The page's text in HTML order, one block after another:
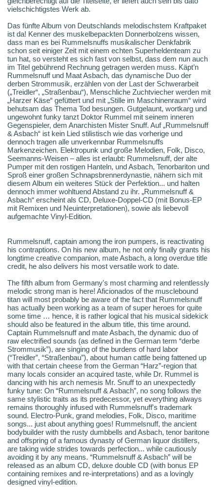
vielschichtigstes Werk ab.
Das fünfte Album von Deutschlands melodischstem Kraftpaket
ist da! Kenner des muskelbepackten Donnerbolzens wissen,
dass man es bei Rummelsnuffs musikalischer Denkfabrik
schon seit einiger Zeit mit einem echten Superheldenteam zu
tun hat, so versteht es sich fast von selbst, dass dem nun auch
im Titel gebührend Rechnung getragen werden muss. Käpt’n
Rummelsnuff und Maat Asbach, das dynamische Duo der
derben Strommusik, erzählen von der Last der Schwerarbeit
(„Treidler“, „Straßenbau“), Menschliche Zuchtviecher werden mit
„Harzer Käse“ gefüttert und mit „Stille im Maschinenraum“ wird
behutsam das Thema Tod besungen. Gutgelaunt, wortkarg und
ungewohnt funky tanzt Doktor Rummel mit seinem inneren
Gegenspieler, dem Anarchisten Mister Snuff. Auf „Rummelsnuff
& Asbach“ ist kein Lied stilistisch wie das vorherige und
dennoch tragen alle unverkennbar Rummelsnuffs
Markenzeichen. Elektropunk und große Melodien, Folk, Disco,
Seemanns-Weisen – alles ist erlaubt: Rummelsnuff, der alte
Pumper mit den rostigen Hanteln, und Asbach, Tenorbariton und
Sproß einer großen Schnapsbrennerdynastie, nähern sich mit
diesem Album ein weiteres Stück der Perfektion... und halten
dennoch immer wohltuend Abstand zu ihr. „Rummelsnuff &
Asbach“ erscheint als CD, Deluxe-Doppel-CD (mit Bonus-EP
mit Remixen und Neuinterpretationen), sowie als liebevoll
aufgemachte Vinyl-Edition.
Rummelsnuff, captain among the iron pumpers, is reactivating
his contraptions. On his new album, he not only finally grants his
longtime creative companion, mate Asbach, a long overdue title
credit, he also delivers his most versatile work to date.
The fifth album from Germany's most charming and relentlessly
melodic strong man is here! Aficionados of the musclebound
titan will most probably be aware of the fact that Rummelsnuff
has actually been working as a team of super heroes for quite
some time … hence, it is rather logical that his musical sidekick
should also be featured in the album title, this time around.
Captain Rummelsnuff and mate Asbach, the dynamic duo of
raw electrified sounds (as defined in the German term “derbe
Strommusik”), are singing of the burdens of hard labor
(“Treidler”, “Straßenbau”), about human cattle being fattened up
with that certain cheese from the German “Harz”-region that
many locals consider an acquired taste, while Dr. Rummel is
dancing with his arch nemesis Mr. Snuff to an unexpectedly
funky tune: On “Rummelsnuff & Asbach”, no song follows the
same stylistic traits as its predecessor, yet everything always
remains thoroughly infused with Rummelsnuff's trademark
sound. Electro-Punk, grand melodies, Folk, Disco, maritime
songs... just about anything goes! Rummelsnuff, the ancient
bodybuilder with the rusty dumbbells and Asbach, tenor baritone
and offspring of a famous dynasty of German liquor distillers,
are taking wide strides towards perfection... while cautiously
avoiding it by any means. “Rummelsnuff & Asbach” will be
released as an album CD, deluxe double CD (with bonus EP
containing remixes and re-interpretations) and as a lovingly
designed vinyl-edition.